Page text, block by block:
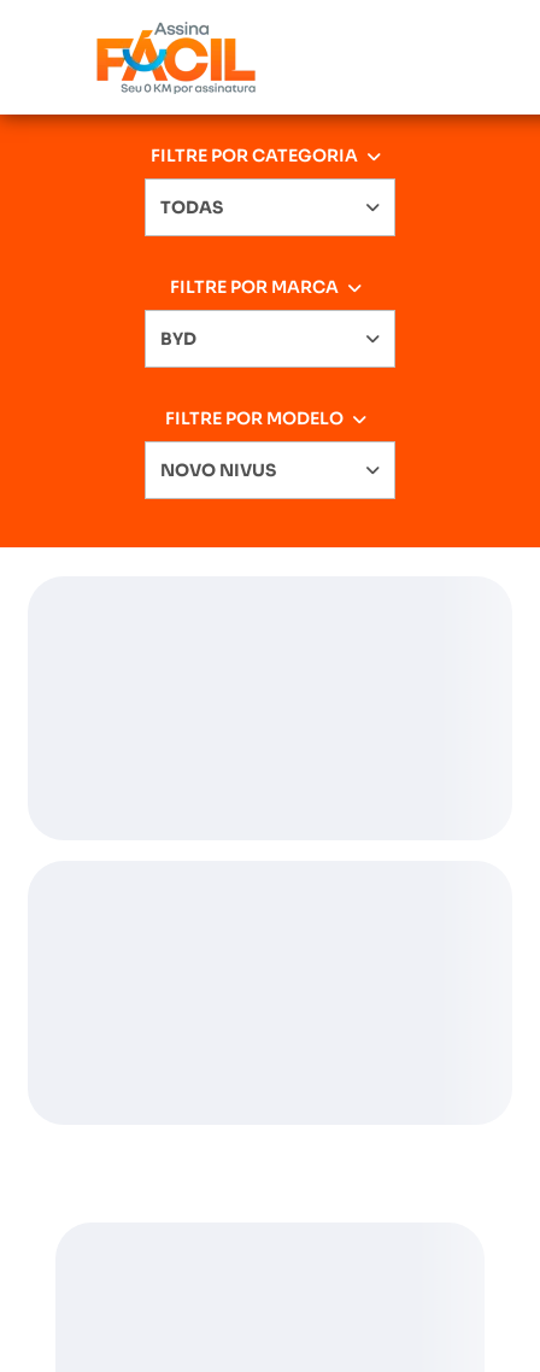
FILTRE POR CATEGORIA
TODAS
FILTRE POR MARCA
BYD
FILTRE POR MODELO
NOVO NIVUS